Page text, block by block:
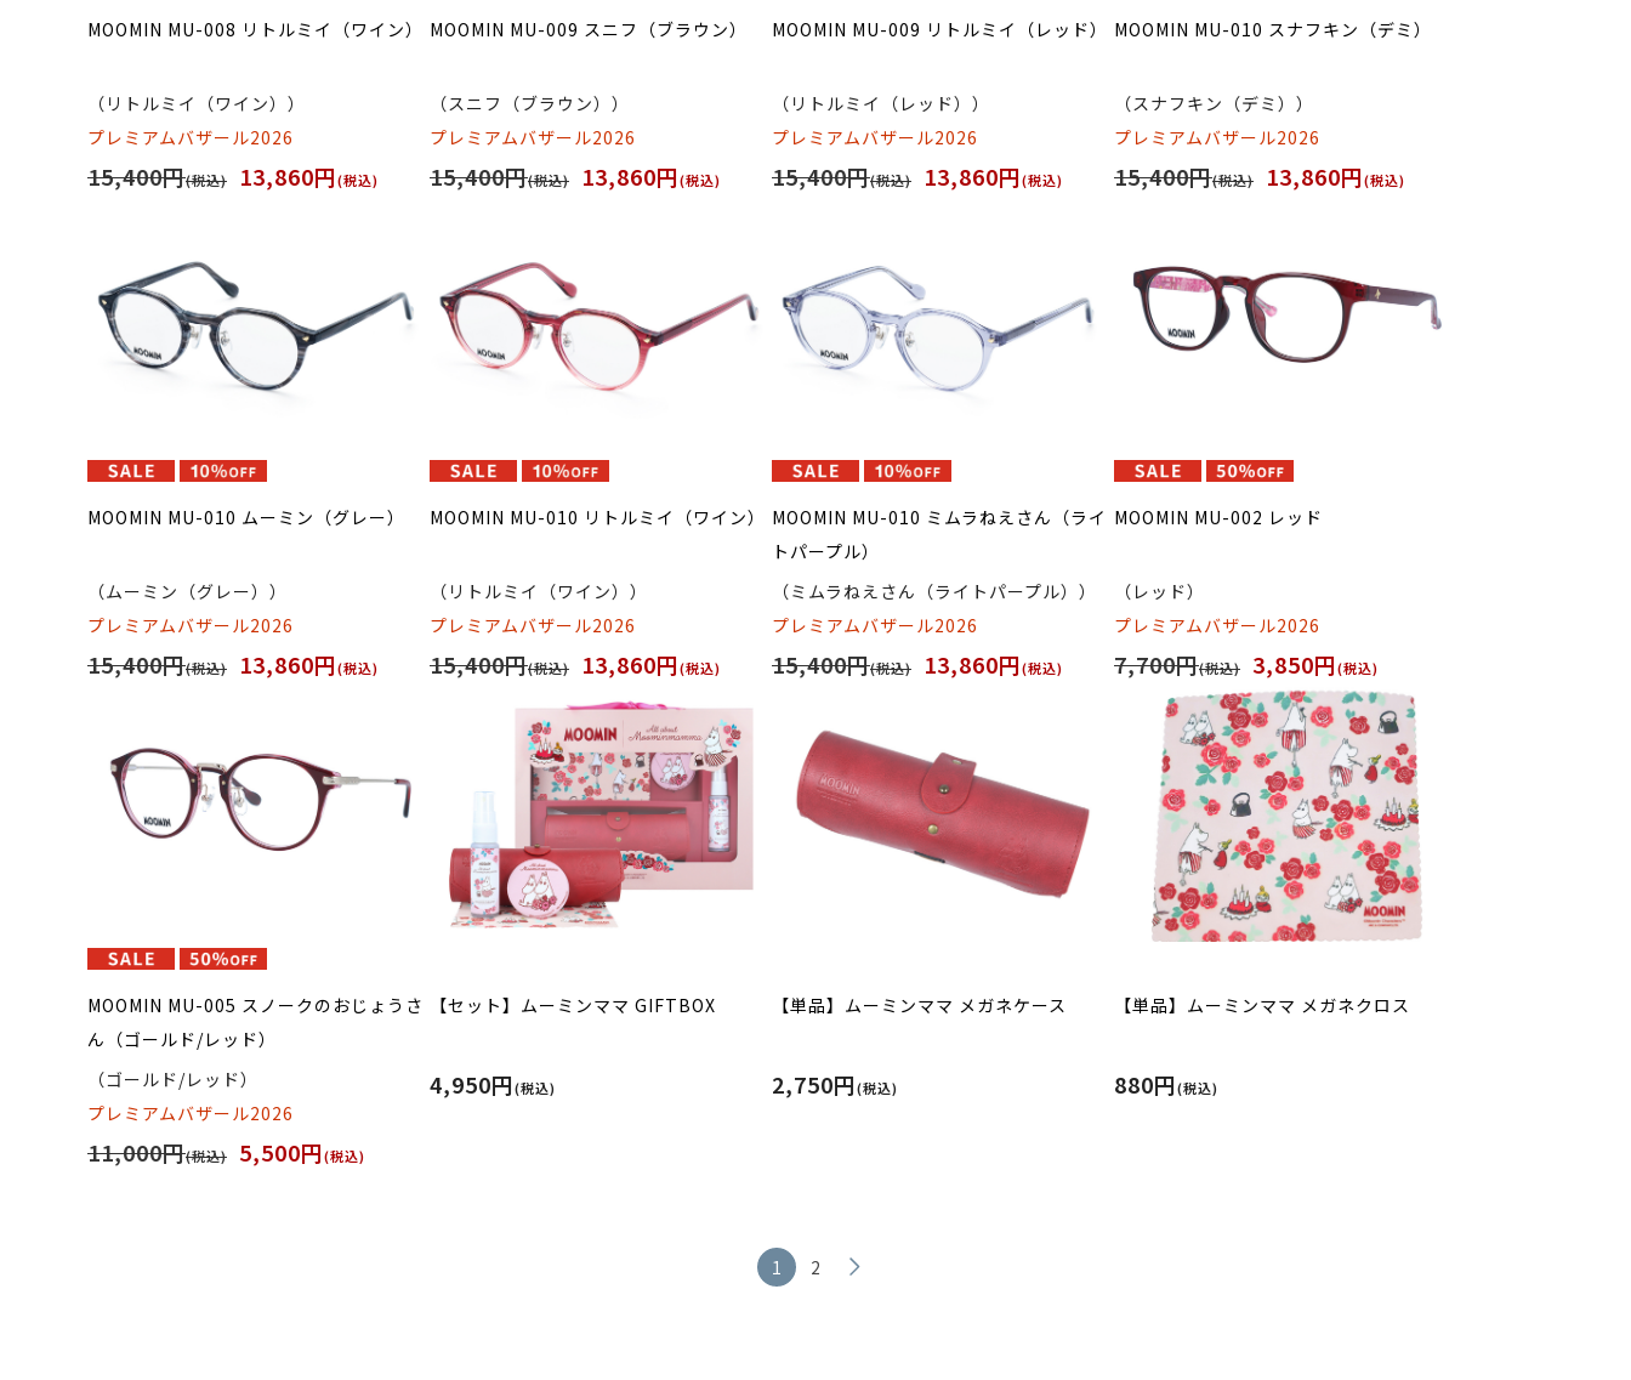
MOOMIN MU-008 リトルミイ（ワイン）
（リトルミイ（ワイン））
プレミアムバザール2026
15,400円(税込) 13,860円(税込)
MOOMIN MU-009 スニフ（ブラウン）
（スニフ（ブラウン））
プレミアムバザール2026
15,400円(税込) 13,860円(税込)
MOOMIN MU-009 リトルミイ（レッド）
（リトルミイ（レッド））
プレミアムバザール2026
15,400円(税込) 13,860円(税込)
MOOMIN MU-010 スナフキン（デミ）
（スナフキン（デミ））
プレミアムバザール2026
15,400円(税込) 13,860円(税込)
MOOMIN MU-010 ムーミン（グレー）
（ムーミン（グレー））
プレミアムバザール2026
15,400円(税込) 13,860円(税込)
MOOMIN MU-010 リトルミイ（ワイン）
（リトルミイ（ワイン））
プレミアムバザール2026
15,400円(税込) 13,860円(税込)
MOOMIN MU-010 ミムラねえさん（ライ
トパープル）
（ミムラねえさん（ライトパープル））
プレミアムバザール2026
15,400円(税込) 13,860円(税込)
MOOMIN MU-002 レッド
（レッド）
プレミアムバザール2026
7,700円(税込) 3,850円(税込)
MOOMIN MU-005 スノークのおじょうさ
ん（ゴールド/レッド）
（ゴールド/レッド）
プレミアムバザール2026
11,000円(税込) 5,500円(税込)
【セット】ムーミンママ GIFTBOX
4,950円(税込)
【単品】ムーミンママ メガネケース
2,750円(税込)
【単品】ムーミンママ メガネクロス
880円(税込)
1 2